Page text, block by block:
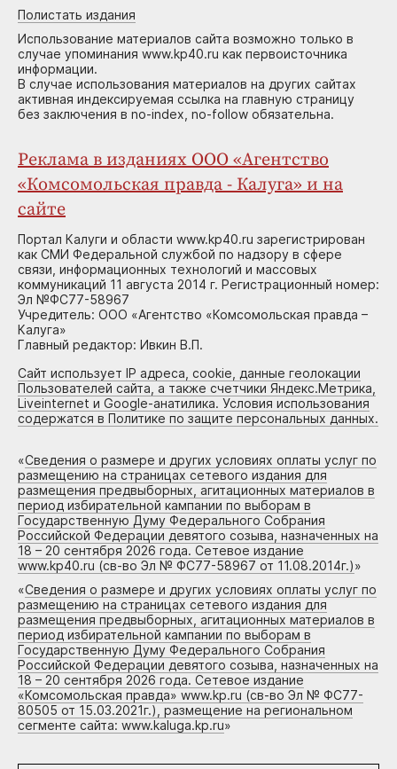
Полистать издания
Использование материалов сайта возможно только в
случае упоминания www.kp40.ru как первоисточника
информации.
В случае использования материалов на других сайтах
активная индексируемая ссылка на главную страницу
без заключения в no-index, no-follow обязательна.
Реклама в изданиях ООО «Агентство
«Комсомольская правда - Калуга» и на
сайте
Портал Калуги и области www.kp40.ru зарегистрирован
как СМИ Федеральной службой по надзору в сфере
связи, информационных технологий и массовых
коммуникаций 11 августа 2014 г. Регистрационный номер:
Эл №ФС77-58967
Учредитель: ООО «Агентство «Комсомольская правда –
Калуга»
Главный редактор: Ивкин В.П.
Сайт использует IP адреса, cookie, данные геолокации
Пользователей сайта, а также счетчики Яндекс.Метрика,
Liveinternet и Google-анатилика. Условия использования
содержатся в Политике по защите персональных данных.
«Сведения о размере и других условиях оплаты услуг по
размещению на страницах сетевого издания для
размещения предвыборных, агитационных материалов в
период избирательной кампании по выборам в
Государственную Думу Федерального Собрания
Российской Федерации девятого созыва, назначенных на
18 – 20 сентября 2026 года. Сетевое издание
www.kp40.ru (св-во Эл № ФС77-58967 от 11.08.2014г.)»
«Сведения о размере и других условиях оплаты услуг по
размещению на страницах сетевого издания для
размещения предвыборных, агитационных материалов в
период избирательной кампании по выборам в
Государственную Думу Федерального Собрания
Российской Федерации девятого созыва, назначенных на
18 – 20 сентября 2026 года. Сетевое издание
«Комсомольская правда» www.kp.ru (св-во Эл № ФС77-
80505 от 15.03.2021г.), размещение на региональном
сегменте сайта: www.kaluga.kp.ru»